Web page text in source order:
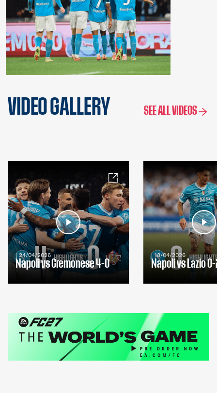
VIDEO GALLERY SEE ALL VIDEOS
| 24/04/2026
Napoli vs Cremonese 4-0
| 18/04/2026
Napoli vs Lazio